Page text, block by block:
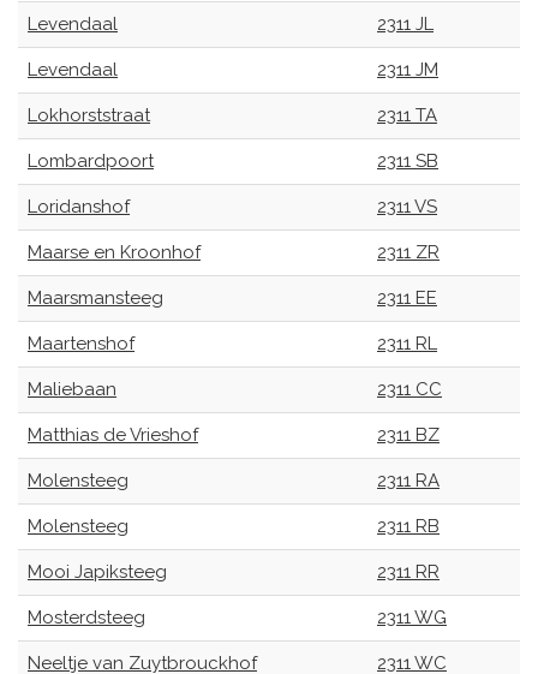
Levendaal 2311 JL
Levendaal 2311 JM
Lokhorststraat 2311 TA
Lombardpoort 2311 SB
Loridanshof 2311 VS
Maarse en Kroonhof 2311 ZR
Maarsmansteeg 2311 EE
Maartenshof 2311 RL
Maliebaan 2311 CC
Matthias de Vrieshof 2311 BZ
Molensteeg 2311 RA
Molensteeg 2311 RB
Mooi Japiksteeg 2311 RR
Mosterdsteeg 2311 WG
Neeltje van Zuytbrouckhof 2311 WC